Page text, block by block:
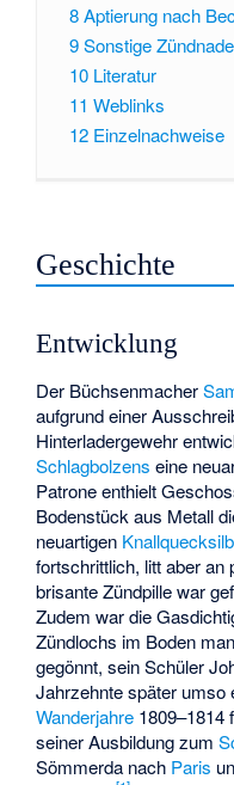
8Aptierung nach
9Sonstige
10 Literatur
11 Weblinks
12 Einzelnachweise
Geschichte
Entwicklung
Der Büchsenmacher
aufgrund einer
Hinterladergewehr
Schlagbolzens eine
Patrone enthielt
Bodenstück aus Metall
neuartigen
fortschrittlich, litt aber an
brisante Zündpille war
Zudem war die
Zündlochs im Boden
gegönnt, sein Schüler
Jahrzehnte später umso
Wanderjahre 1809–1814
seiner Ausbildung zum
Sömmerda nach Paris